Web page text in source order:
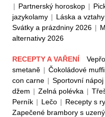
| Partnerský horoskop |
jazykolamy | Láska a vztahy
Svátky a prázdniny 2026 |
alternativy 2026
RECEPTY A VAŘENÍ
smetaně | Čokoládové
con carne | Sportovní nápoj
džem | Zelná polévka |
Perník | Lečo | Recepty s
Zapečené brambory s